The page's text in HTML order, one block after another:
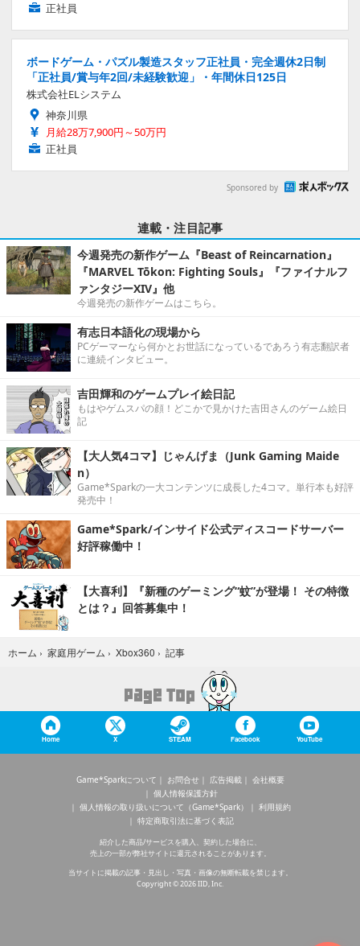
正社員
ボードゲーム・パズル製造スタッフ正社員・完全週休2日制
「正社員/賞与年2回/未経験歓迎」・年間休日125日
株式会社ELシステム
神奈川県
月給28万7,900円～50万円
正社員
Sponsored by
連載・注目記事
今週発売の新作ゲーム『Beast of Reincarnation』
『MARVEL Tōkon: Fighting Souls』『ファイナルフ
ァンタジーXIV』他
今週発売の新作ゲームはこちら。
有志日本語化の現場から
PCゲーマーなら何かとお世話になっているであろう有志翻訳者
に連続インタビュー。
吉田輝和のゲームプレイ絵日記
もはやゲムスパの顔！どこかで見かけた吉田さんのゲーム絵日
記
【大人気4コマ】じゃんげま（Junk Gaming Maide
n）
Game*Sparkの一大コンテンツに成長した4コマ。単行本も好評
発売中！
Game*Spark/インサイド公式ディスコードサーバー
好評稼働中！
【大喜利】『新種のゲーミング“蚊”が登場！ その特徴
とは？』回答募集中！
ホーム › 家庭用ゲーム › Xbox360 › 記事
Home X STEAM Facebook YouTube
Game*Sparkについて お問合せ 広告掲載
会社概要
個人情報保護方針
個人情報の取り扱いについて（Game*Spark）
利用規約
特定商取引法に基づく表記
紹介した商品/サービスを購入、契約した場合に、
売上の一部が弊社サイトに還元されることがあります。
当サイトに掲載の記事・見出し・写真・画像の無断転載を禁じます。
Copyright © 2026 IID, Inc.